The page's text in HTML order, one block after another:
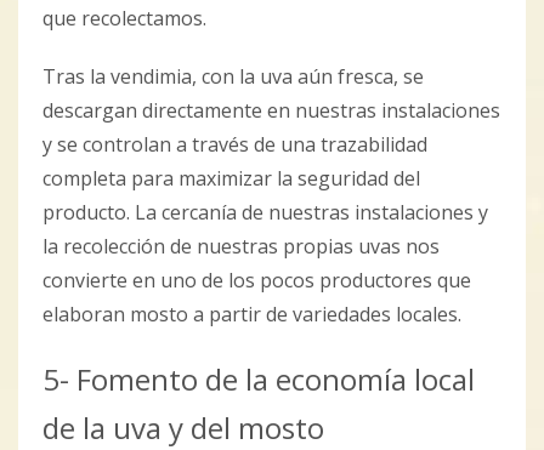
que recolectamos.
Tras la vendimia, con la uva aún fresca, se
descargan directamente en nuestras instalaciones
y se controlan a través de una trazabilidad
completa para maximizar la seguridad del
producto. La cercanía de nuestras instalaciones y
la recolección de nuestras propias uvas nos
convierte en uno de los pocos productores que
elaboran mosto a partir de variedades locales.
5- Fomento de la economía local
de la uva y del mosto